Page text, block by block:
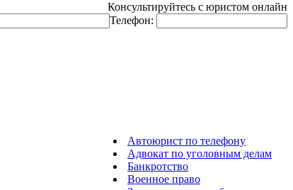
Консультируйтесь с юристом онлайн
Телефон:
Автоюрист по телефону
Адвокат по уголовным делам
Банкротство
Военное право